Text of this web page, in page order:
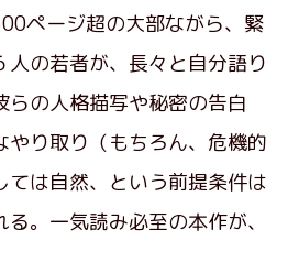
ページ超の大部ながら、緊
人の若者が、長々と自分語り
らの人格描写や秘密の告白
やり取り（もちろん、危機的
ては自然、という前提条件は
。一気読み必至の本作が、